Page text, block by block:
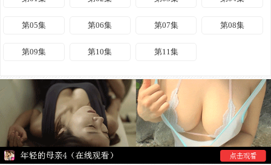
第05集 第06集 第07集 第08集
第09集 第10集 第11集